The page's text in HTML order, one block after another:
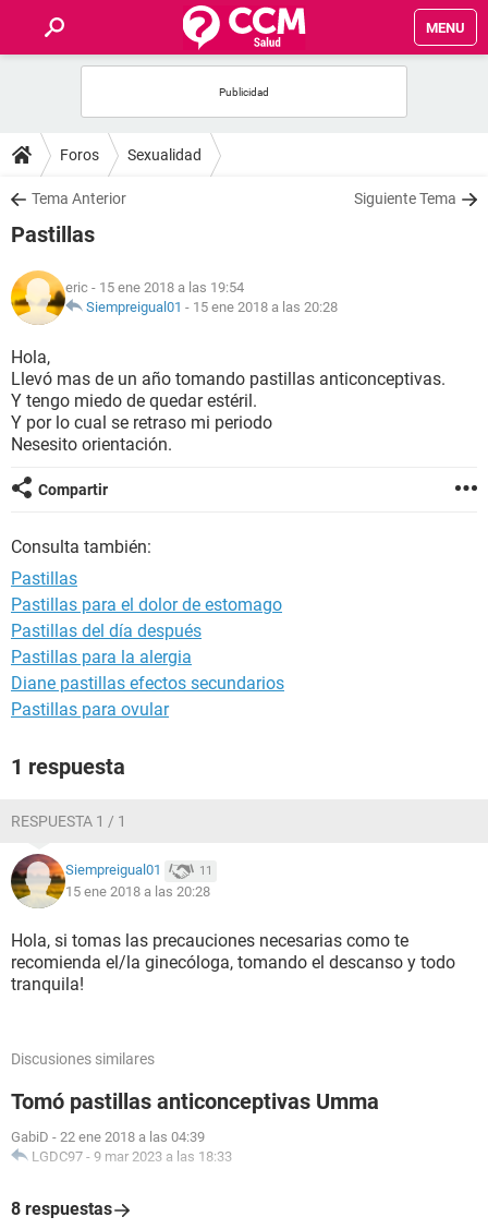
MENU
FOROS
SALUD
NUTRICIÓN
BIENESTAR
SEXUALIDAD
GLOSARIO
Foros Sexualidad
Tema Anterior Siguiente Tema
Pastillas
eric - 15 ene 2018 a las 19:54
Siempreigual01 - 15 ene 2018 a las 20:28
Hola,
Llevó mas de un año tomando pastillas anticonceptivas.
Y tengo miedo de quedar estéril.
Y por lo cual se retraso mi periodo
Nesesito orientación.
Compartir
Consulta también:
Pastillas
Pastillas para el dolor de estomago
Pastillas del día después
Pastillas para la alergia
Diane pastillas efectos secundarios
Pastillas para ovular
1 respuesta
RESPUESTA 1 / 1
Siempreigual01 11
15 ene 2018 a las 20:28
Hola, si tomas las precauciones necesarias como te
recomienda el/la ginecóloga, tomando el descanso y todo
tranquila!
Discusiones similares
Tomó pastillas anticonceptivas Umma
GabiD - 22 ene 2018 a las 04:39
LGDC97 - 9 mar 2023 a las 18:33
8 respuestas